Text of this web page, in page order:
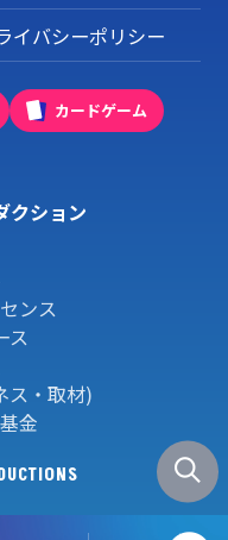
イバシーポリシー
カードゲーム
クション
ンス
ス
ス・取材)
金